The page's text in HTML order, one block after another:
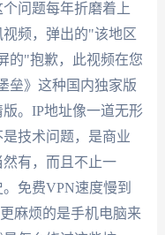
问题每年折磨着上
频，弹出的"该地区
的"抱歉，此视频在您
垒》这种国内独家版
。IP地址像一道无形
技术问题，是商业
有，而且不止一
免费VPN速度慢到
麻烦的是手机电脑来